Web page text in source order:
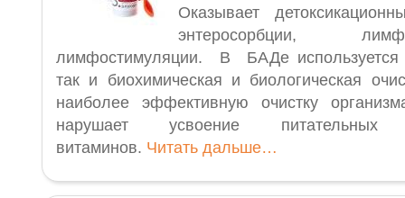
Оказывает
энтеросорбции,
лимфостимуляции. В БАДе используется
так и биохимическая и биологическая
наиболее эффективную очистку
нарушает усвоение
витаминов. Читать дальше…